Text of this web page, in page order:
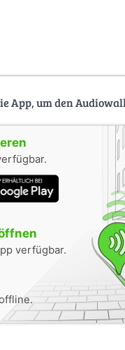
App, um den
verfügbar.